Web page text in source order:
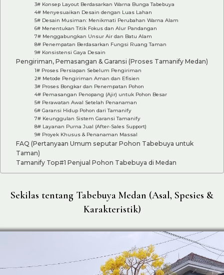
3# Konsep Layout Berdasarkan Warna Bunga Tabebuya
4# Menyesuaikan Desain dengan Luas Lahan
5# Desain Musiman: Menikmati Perubahan Warna Alam
6# Menentukan Titik Fokus dan Alur Pandangan
7# Menggabungkan Unsur Air dan Batu Alam
8# Penempatan Berdasarkan Fungsi Ruang Taman
9# Konsistensi Gaya Desain
Pengiriman, Pemasangan & Garansi (Proses Tamanify Medan)
1# Proses Persiapan Sebelum Pengiriman
2# Metode Pengiriman Aman dan Efisien
3# Proses Bongkar dan Penempatan Pohon
4# Pemasangan Penopang (Ajir) untuk Pohon Besar
5# Perawatan Awal Setelah Penanaman
6# Garansi Hidup Pohon dari Tamanify
7# Keunggulan Sistem Garansi Tamanify
8# Layanan Purna Jual (After-Sales Support)
9# Proyek Khusus & Penanaman Massal
FAQ (Pertanyaan Umum seputar Pohon Tabebuya untuk
Taman)
Tamanify Top#1 Penjual Pohon Tabebuya di Medan
Sekilas tentang Tabebuya Medan (Asal, Spesies &
Karakteristik)